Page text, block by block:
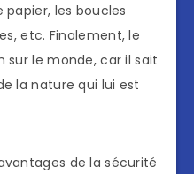
papier, les boucles
etc. Finalement, le
sur le monde, car il sait
la nature qui lui est
de la sécurité